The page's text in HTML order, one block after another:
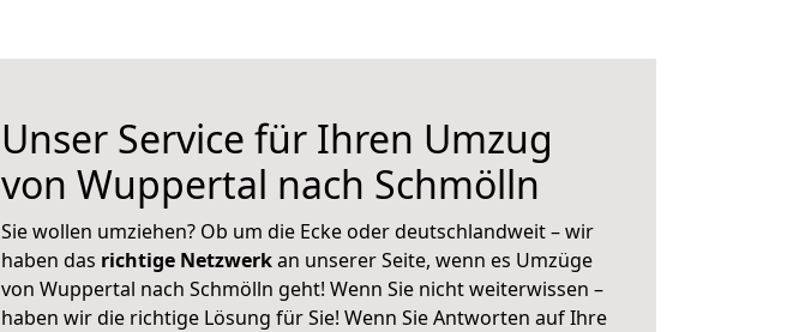
Unser Service für Ihren Umzug
von Wuppertal nach Schmölln
Sie wollen umziehen? Ob um die Ecke oder deutschlandweit – wir
haben das richtige Netzwerkan unserer Seite, wenn es Umzüge
von Wuppertal nach Schmölln geht! Wenn Sie nicht weiterwissen –
haben wir die richtige Lösung für Sie! Wenn Sie Antworten auf Ihre